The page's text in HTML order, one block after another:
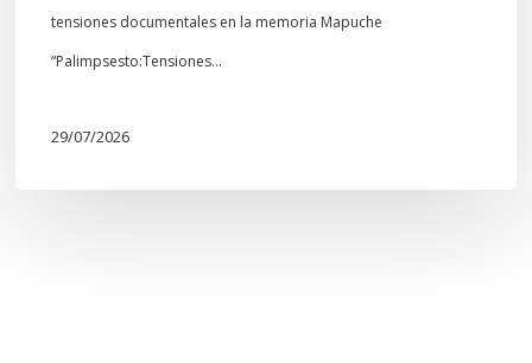
tensiones documentales en la memoria Mapuche
“Palimpsesto:Tensiones…
29/07/2026